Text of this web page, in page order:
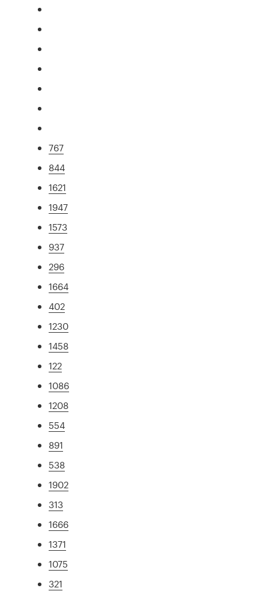
767
844
1621
1947
1573
937
296
1664
402
1230
1458
122
1086
1208
554
891
538
1902
313
1666
1371
1075
321